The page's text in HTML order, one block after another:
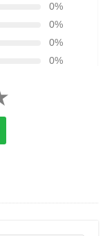
0%
0%
0%
0%